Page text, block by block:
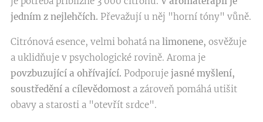
jedním z nejlehčích. Převažují u něj "horní tóny" vůně.
Citrónová esence, velmi bohatá na limonene, osvěžuje
a uklidňuje v psychologické rovině. Aroma je
povzbuzující a ohřívající. Podporuje jasné myšlení,
soustředění a cílevědomost a zároveň pomáhá utišit
obavy a starosti a "otevřít srdce".